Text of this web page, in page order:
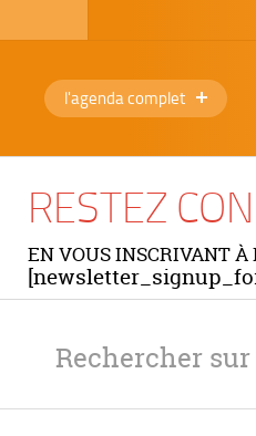
l'agenda complet
RESTEZ
EN VOUS INSCRIVANT